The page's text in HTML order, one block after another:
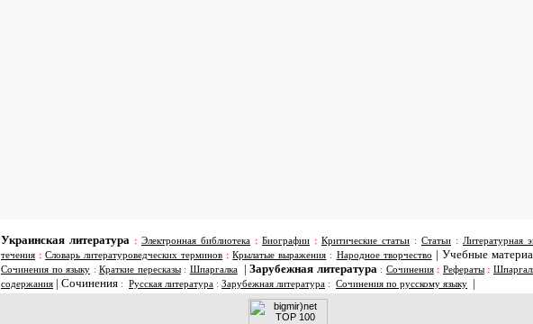
Украинская литература : Электронная библиотека : Биографии : Критические статьи : Статьи : Литературная
течения :Словарь литературоведческих терминов :Крылатые выражения : Народное творчество | Учебные
Сочинения по языку :Краткие пересказы: Шпаргалка | Зарубежная литература : Сочинения: Рефераты:
содержания | Сочинения : Русская литература : Зарубежная литература : Сочинения по русскому языку |